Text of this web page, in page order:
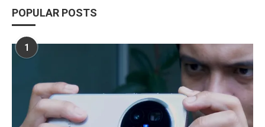
POPULAR POSTS
1